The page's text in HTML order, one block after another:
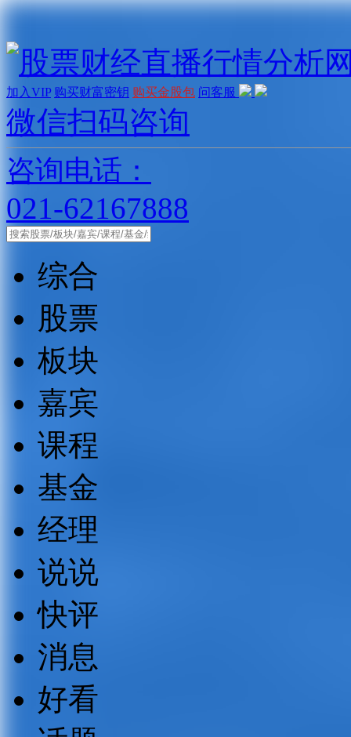
加入VIP 购买财富密钥 购买金股包 问客服
微信扫码咨询
咨询电话：
021-62167888
综合
股票
板块
嘉宾
课程
基金
经理
说说
快评
消息
好看